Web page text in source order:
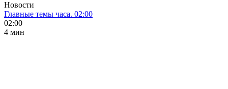
Новости
Главные темы часа. 02:00
02:00
4 мин